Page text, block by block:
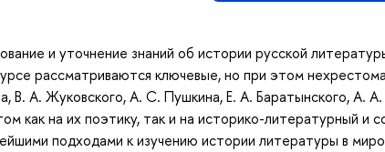
и уточнение знаний об истории русской
рассматриваются ключевые, но при этом
В. А. Жуковского, А. С. Пушкина, Е. А. Баратынского, А.
как на их поэтику, так и на историко-литературный и
подходами к изучению истории литературы в